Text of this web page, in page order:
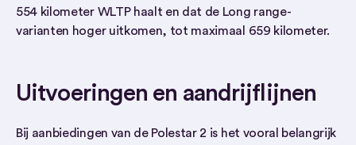
554 kilometer WLTP haalt en dat de Long range-
varianten hoger uitkomen, tot maximaal 659 kilometer.
Uitvoeringen en aandrijflijnen
Bij aanbiedingen van de Polestar 2 is het vooral belangrijk